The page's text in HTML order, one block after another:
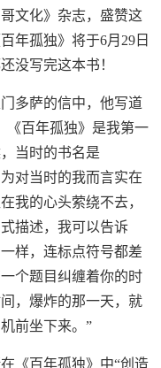
文化》杂志，盛赞这
年孤独》将于6月29日
没写完这本书！
多萨的信中，他写道
《百年孤独》是我第一
当时的书名是
对当时的我而言实在
我的心头萦绕不去，
描述，我可以告诉
样，连标点符号都差
个题目纠缠着你的时
，爆炸的那一天，就
前坐下来。”
《百年孤独》中“创造